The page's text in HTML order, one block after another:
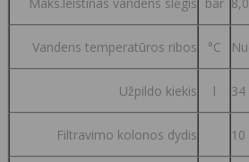
Vandens temperatūros ribos °C
Užpildo kiekis l 34
Filtravimo kolonos dydis